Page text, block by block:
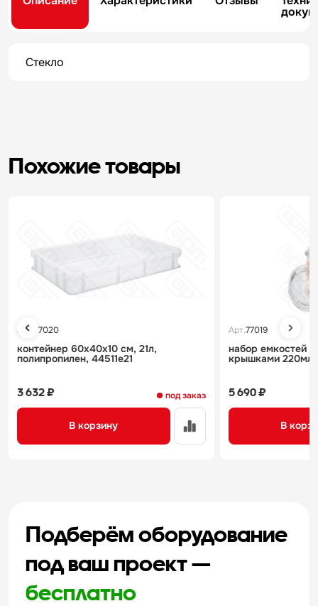
Стекло
Похожие товары
Арт. 77020
контейнер 60x40x10 см, 21л,
полипропилен, 44511e21
под заказ
3 632 ₽
В корзину
Арт.77019
набор емкостей
крышками
5 690 ₽
В
Подберём оборудование
под ваш проект —
бесплатно